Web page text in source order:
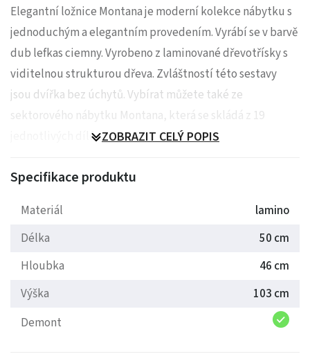
Elegantní ložnice Montana je moderní kolekce nábytku s
jednoduchým a elegantním provedením. Vyrábí se v barvě
dub lefkas ciemny. Vyrobeno z laminované dřevotřísky s
viditelnou strukturou dřeva. Zvláštností této sestavy
jsou dvířka bez úchytů. Vybírat můžete také ze
sektorového nábytku Montana, která se skládá z 19
jednotlivých dílů. ZOBRAZIT CELÝ POPIS
Specifikace produktu
Materiál
lamino
Délka
50 cm
Hloubka
46 cm
Výška
103 cm
Demont